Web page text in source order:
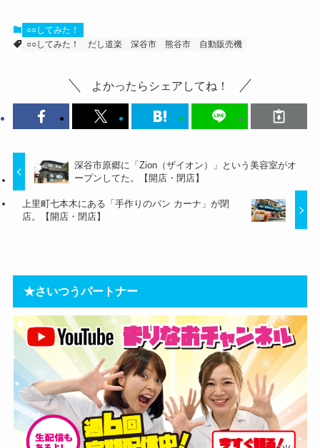
○○してみた！
○○してみた！
だし道楽 深谷市 熊谷市 自動販売機
よかったらシェアしてね！
深谷市原郷に「Zion（ザイオン）」という美容室がオ
ープンしてた。【開店・閉店】
上里町七本木にある「手作りのパン カーナ」が閉
店。【開店・閉店】
★さいつうパートナー